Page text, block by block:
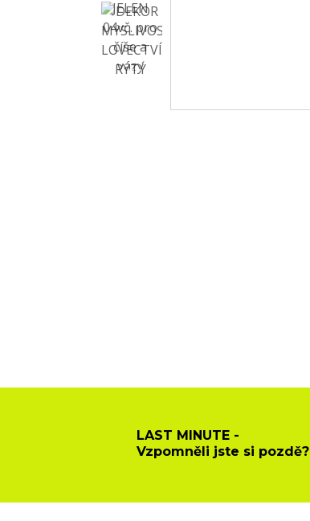
LAST MINUTE -
Vzpomněli jste si pozdě?